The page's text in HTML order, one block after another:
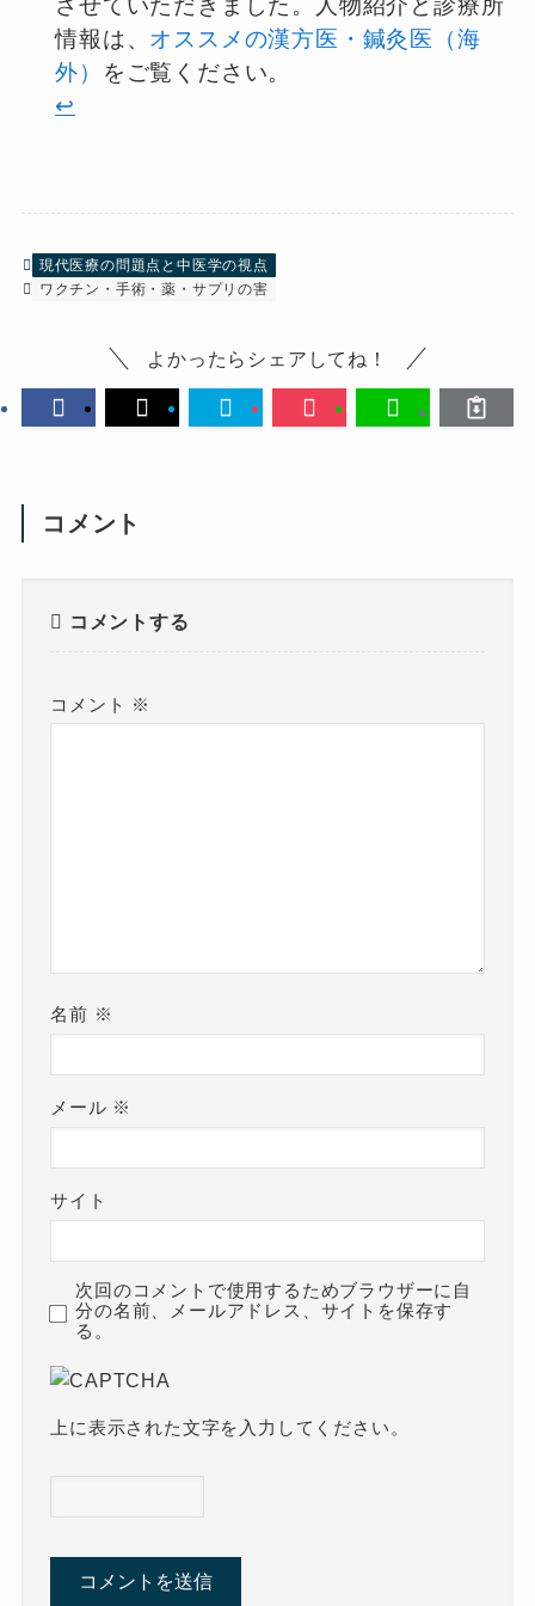
させていただきました。人物紹介と診療所
情報は、 オススメの漢方医・鍼灸医（海
外）
をご覧ください。
↩︎
現代医療の問題点と中医学の視点
ワクチン・手術・薬・サプリの害
よかったらシェアしてね！
コメント
コメントする
コメント ※
名前 ※
メール ※
サイト
次回のコメントで使用するためブラウザーに自
分の名前、メールアドレス、サイトを保存す
る。
上に表示された文字を入力してください。